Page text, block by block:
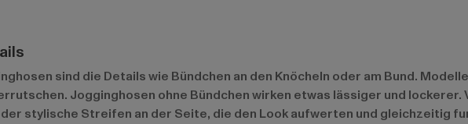
sind die Details wie Bündchen an den Knöcheln oder am Bund.
Jogginghosen ohne Bündchen wirken etwas lässiger und
stylische Streifen an der Seite, die den Look aufwerten und gleichzeitig